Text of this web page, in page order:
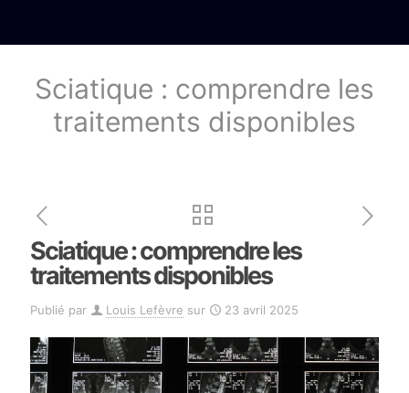
Sciatique : comprendre les
traitements disponibles
Sciatique : comprendre les
traitements disponibles
Publié par Louis Lefèvre sur 23 avril 2025